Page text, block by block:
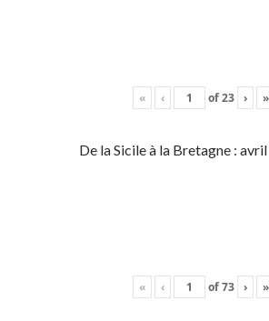
« ‹ of23 › »
De la Sicile à la Bretagne :
« ‹ of73 › »